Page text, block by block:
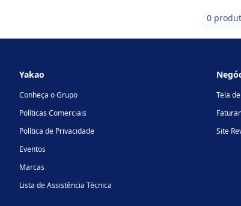
0
Yakao
Conheça o Grupo
Políticas Comerciais
Política de Privacidade
Eventos
Marcas
Lista de Assistência Técnica
Tela
Site